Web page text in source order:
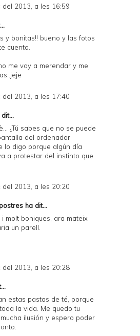
del 2013, a les 16:59
y bonitas!! bueno y las fotos
cuento.
me voy a merendar y me
del 2013, a les 17:40
dit...
¿Tú sabes que no se puede
del ordenador
lo digo porque algún día
a protestar del instinto que
del 2013, a les 20:20
ha dit...
i molt boniques, ara mateix
un parell.
del 2013, a les 20:28
estas pastas de té, porque
la vida. Me quedo tu
ilusión y espero poder